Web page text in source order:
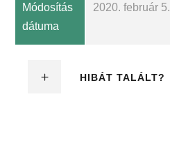
Módosítás
dátuma
2020. február 5.
HIBÁT TALÁLT?